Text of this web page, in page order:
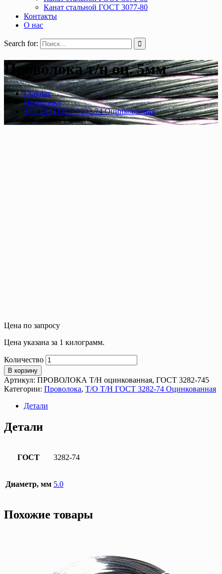
Канат стальной ГОСТ 3077-80
Контакты
О нас
Search for:
Проволока т/н оц. 5мм
Главная
Проволока
Т/О Т/Н ГОСТ 3282-74 Оцинкованная
Проволока т/н оц. 5мм
Цена по запросу
Цена указана за 1 килограмм.
Количество
В корзину
Артикул: ПРОВОЛОКА Т/Н оцинкованная, ГОСТ 3282-745
Категории: Проволока, Т/О Т/Н ГОСТ 3282-74 Оцинкованная
Детали
Детали
ГОСТ 3282-74
Диаметр, мм 5.0
Похожие товары